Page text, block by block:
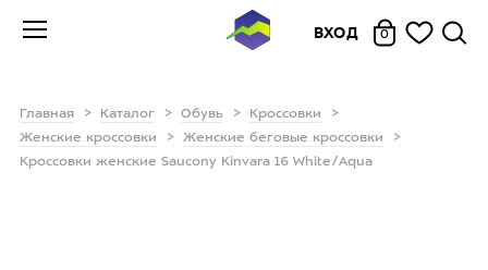
ВХОД 0
Главная Каталог Обувь
Кроссовки
Женские кроссовки
Женские беговые кроссовки
Кроссовки женские Saucony Kinvara 16 White/Aqua